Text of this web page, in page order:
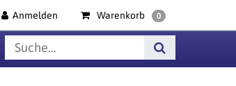
Anmelden Warenkorb 0